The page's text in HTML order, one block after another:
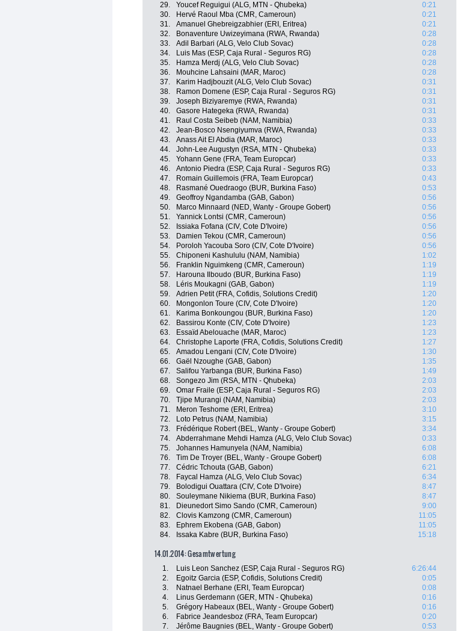
29.
Youcef Reguigui (ALG, MTN - Qhubeka)
0:21
30.
Hervé Raoul Mba (CMR, Cameroun)
0:21
31.
Amanuel Ghebreigzabhier (ERI, Eritrea)
0:21
32.
Bonaventure Uwizeyimana (RWA, Rwanda)
0:28
33.
Adil Barbari (ALG, Velo Club Sovac)
0:28
34.
Luis Mas (ESP, Caja Rural - Seguros RG)
0:28
35.
Hamza Merdj (ALG, Velo Club Sovac)
0:28
36.
Mouhcine Lahsaini (MAR, Maroc)
0:28
37.
Karim Hadjbouzit (ALG, Velo Club Sovac)
0:31
38.
Ramon Domene (ESP, Caja Rural - Seguros RG)
0:31
39.
Joseph Biziyaremye (RWA, Rwanda)
0:31
40.
Gasore Hategeka (RWA, Rwanda)
0:31
41.
Raul Costa Seibeb (NAM, Namibia)
0:33
42.
Jean-Bosco Nsengiyumva (RWA, Rwanda)
0:33
43.
Anass Ait El Abdia (MAR, Maroc)
0:33
44.
John-Lee Augustyn (RSA, MTN - Qhubeka)
0:33
45.
Yohann Gene (FRA, Team Europcar)
0:33
46.
Antonio Piedra (ESP, Caja Rural - Seguros RG)
0:33
47.
Romain Guillemois (FRA, Team Europcar)
0:43
48.
Rasmané Ouedraogo (BUR, Burkina Faso)
0:53
49.
Geoffroy Ngandamba (GAB, Gabon)
0:56
50.
Marco Minnaard (NED, Wanty - Groupe Gobert)
0:56
51.
Yannick Lontsi (CMR, Cameroun)
0:56
52.
Issiaka Fofana (CIV, Cote D'Ivoire)
0:56
53.
Damien Tekou (CMR, Cameroun)
0:56
54.
Poroloh Yacouba Soro (CIV, Cote D'Ivoire)
0:56
55.
Chiponeni Kashululu (NAM, Namibia)
1:02
56.
Franklin Nguimkeng (CMR, Cameroun)
1:19
57.
Harouna Ilboudo (BUR, Burkina Faso)
1:19
58.
Léris Moukagni (GAB, Gabon)
1:19
59.
Adrien Petit (FRA, Cofidis, Solutions Credit)
1:20
60.
Mongonlon Toure (CIV, Cote D'Ivoire)
1:20
61.
Karima Bonkoungou (BUR, Burkina Faso)
1:20
62.
Bassirou Konte (CIV, Cote D'Ivoire)
1:23
63.
Essaïd Abelouache (MAR, Maroc)
1:23
64.
Christophe Laporte (FRA, Cofidis, Solutions Credit)
1:27
65.
Amadou Lengani (CIV, Cote D'Ivoire)
1:30
66.
Gaël Nzoughe (GAB, Gabon)
1:35
67.
Salifou Yarbanga (BUR, Burkina Faso)
1:49
68.
Songezo Jim (RSA, MTN - Qhubeka)
2:03
69.
Omar Fraile (ESP, Caja Rural - Seguros RG)
2:03
70.
Tjipe Murangi (NAM, Namibia)
2:03
71.
Meron Teshome (ERI, Eritrea)
3:10
72.
Loto Petrus (NAM, Namibia)
3:15
73.
Frédérique Robert (BEL, Wanty - Groupe Gobert)
3:34
74.
Abderrahmane Mehdi Hamza (ALG, Velo Club Sovac)
0:33
75.
Johannes Hamunyela (NAM, Namibia)
6:08
76.
Tim De Troyer (BEL, Wanty - Groupe Gobert)
6:08
77.
Cédric Tchouta (GAB, Gabon)
6:21
78.
Faycal Hamza (ALG, Velo Club Sovac)
6:34
79.
Bolodigui Ouattara (CIV, Cote D'Ivoire)
8:47
80.
Souleymane Nikiema (BUR, Burkina Faso)
8:47
81.
Dieunedort Simo Sando (CMR, Cameroun)
9:00
82.
Clovis Kamzong (CMR, Cameroun)
11:05
83.
Ephrem Ekobena (GAB, Gabon)
11:05
84.
Issaka Kabre (BUR, Burkina Faso) 15:18
14.01.2014: Gesamtwertung
1. Luis Leon Sanchez (ESP, Caja Rural - Seguros RG)
6:26:44
2.
Egoitz Garcia (ESP, Cofidis, Solutions Credit)
0:05
3.
Natnael Berhane (ERI, Team Europcar)
0:08
4.
Linus Gerdemann (GER, MTN - Qhubeka)
0:16
5.
Grégory Habeaux (BEL, Wanty - Groupe Gobert)
0:16
6.
Fabrice Jeandesboz (FRA, Team Europcar)
0:20
7.
Jérôme Baugnies (BEL, Wanty - Groupe Gobert)
0:53